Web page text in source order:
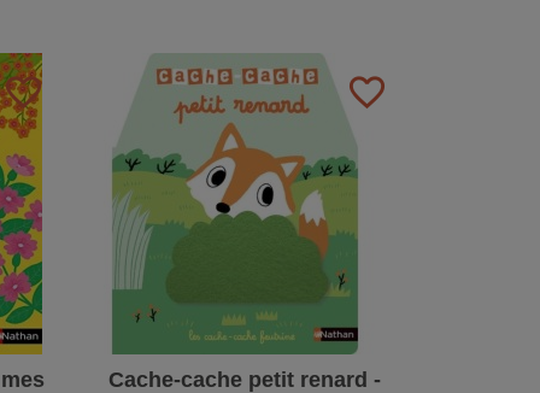
favorite_border favorite_border
Cache-cache petit renard -